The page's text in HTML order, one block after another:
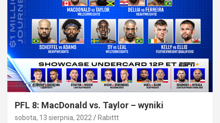
Bez kategorii
PFL 8: MacDonald vs. Taylor – wyniki
sobota, 13 sierpnia, 2022 Rabittt